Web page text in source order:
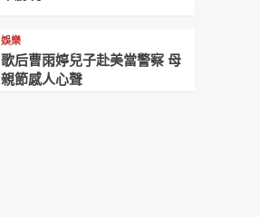
娛樂
歌后曹雨婷兒子赴美當警察 母
親節感人心聲